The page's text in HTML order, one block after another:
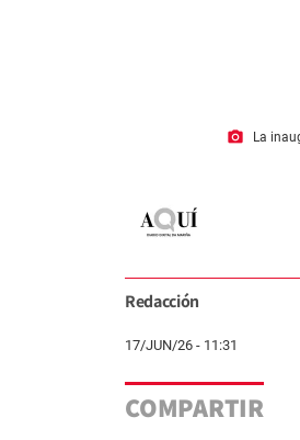
photo_camera La
Redacción
17/JUN/26 - 11:31
COMPARTIR